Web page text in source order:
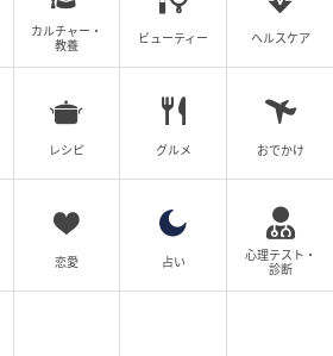
カルチャー・
教養
ビューティー ヘルスケア
レシピ グルメ おでかけ
恋愛 占い
心理テスト・
診断